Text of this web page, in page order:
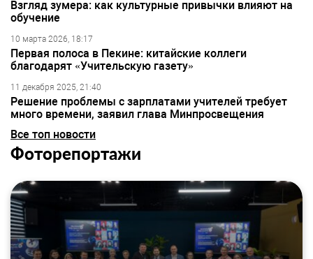
Взгляд зумера: как культурные привычки влияют на
обучение
10 марта 2026, 18:17
Первая полоса в Пекине: китайские коллеги
благодарят «Учительскую газету»
11 декабря 2025, 21:40
Решение проблемы с зарплатами учителей требует
много времени, заявил глава Минпросвещения
Все топ новости
Фоторепортажи